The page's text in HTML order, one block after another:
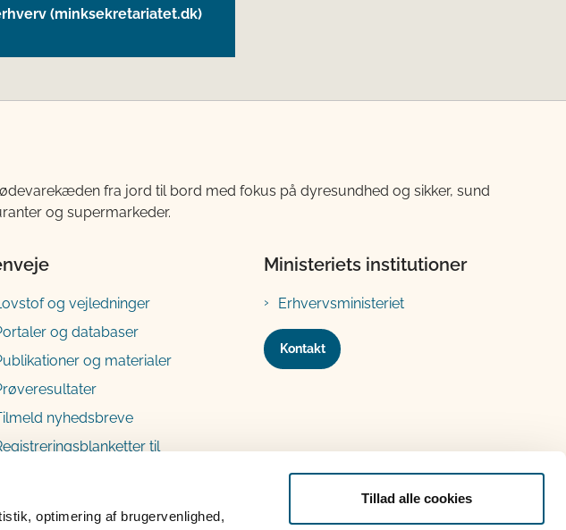
optimering af brugervenlighed,
Tillad alle cookies
(minksekretariatet.dk)
fra jord til bord med fokus på dyresundhed og sikker, sund
og supermarkeder.
og vejledninger
og databaser
og materialer
nyhedsbreve
til
Ministeriets institutioner
Erhvervsministeriet
Kontakt